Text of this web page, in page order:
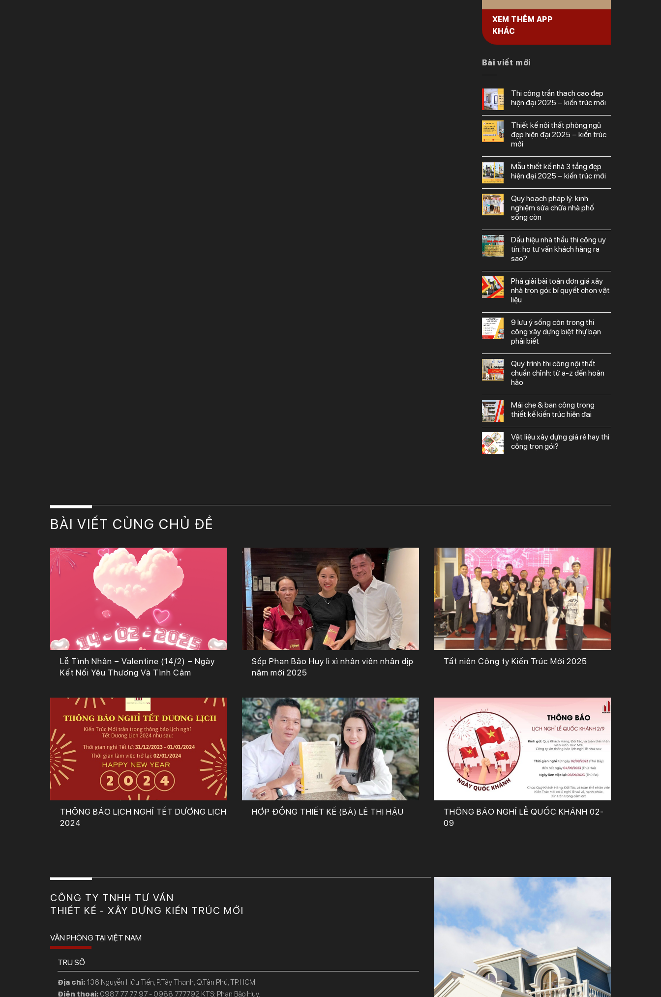
XEM THÊM APP
KHÁC
Bài viết mới
thi công trần thạch cao đẹp
hiện đại 2025 – kiến trúc mới
thiết kế nội thất phòng ngủ
đẹp hiện đại 2025 – kiến trúc
mới
mẫu thiết kế nhà 3 tầng đẹp
hiện đại 2025 – kiến trúc mới
quy hoạch pháp lý: kinh
nghiệm sửa chữa nhà phố
sống còn
dấu hiệu nhà thầu thi công uy
tín: họ tư vấn khách hàng ra
sao?
phá giải bài toán đơn giá xây
nhà trọn gói: bí quyết chọn vật
liệu
9 lưu ý sống còn trong thi
công xây dựng biệt thự bạn
phải biết
quy trình thi công nội thất
chuẩn chỉnh: từ a-z đến hoàn
hảo
mái che & ban công trong
thiết kế kiến trúc hiện đại
vật liệu xây dựng giá rẻ hay thi
công trọn gói?
BÀI VIẾT CÙNG CHỦ ĐỀ
Lễ Tình Nhân – Valentine (14/2) – Ngày
Kết Nối Yêu Thương Và Tình Cảm
Sếp Phan Bảo Huy lì xì nhân viên nhân dịp
năm mới 2025
Tất niên Công ty Kiến Trúc Mới 2025
THÔNG BÁO LỊCH NGHỈ TẾT DƯƠNG LỊCH
2024
HỢP ĐỒNG THIẾT KẾ (BÀ) LÊ THỊ HẬU
THÔNG BÁO NGHỈ LỄ QUỐC KHÁNH 02-
09
CÔNG TY TNHH TƯ VẤN
THIẾT KẾ - XÂY DỰNG KIẾN TRÚC MỚI
VĂN PHÒNG TẠI VIỆT NAM
TRỤ SỞ
Địa chỉ: 136 Nguyễn Hữu Tiến, P.Tây Thạnh, Q.Tân Phú, TP.HCM
Điện thoại: 0987 77 77 97 - 0988 777792 KTS: Phan Bảo Huy.